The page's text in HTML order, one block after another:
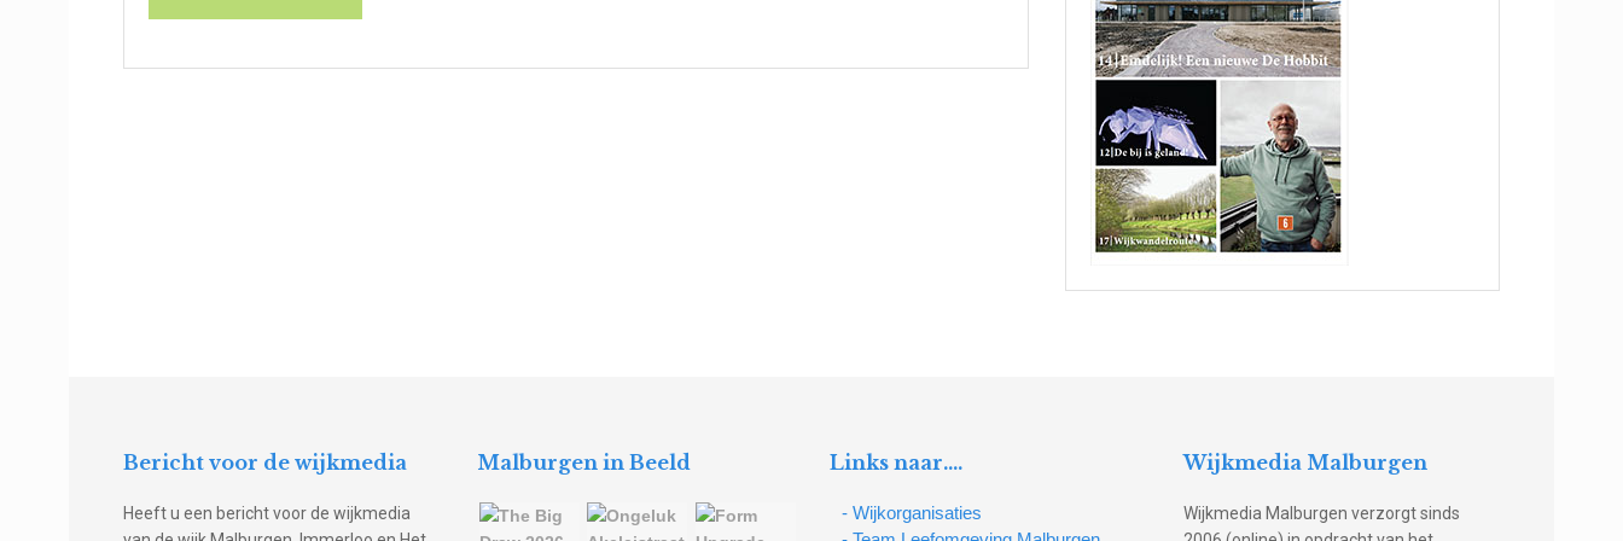
Bericht voor de wijkmedia
Heeft u een bericht voor de wijkmedia
Malburgen in Beeld Links naar….
- Wijkorganisaties
Wijkmedia Malburgen
Wijkmedia Malburgen verzorgt sinds